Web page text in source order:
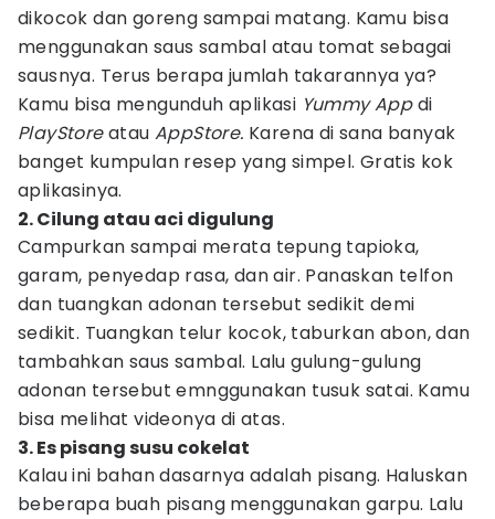
dikocok dan goreng sampai matang. Kamu bisa
menggunakan saus sambal atau tomat sebagai
sausnya. Terus berapa jumlah takarannya ya?
Kamu bisa mengunduh aplikasi Yummy Appdi
PlayStoreatauAppStore. Karena di sana banyak
banget kumpulan resep yang simpel. Gratis kok
aplikasinya.
2. Cilung atau aci digulung
Campurkan sampai merata tepung tapioka,
garam, penyedap rasa, dan air. Panaskan telfon
dan tuangkan adonan tersebut sedikit demi
sedikit. Tuangkan telur kocok, taburkan abon, dan
tambahkan saus sambal. Lalu gulung-gulung
adonan tersebut emnggunakan tusuk satai. Kamu
bisa melihat videonya di atas.
3. Es pisang susu cokelat
Kalau ini bahan dasarnya adalah pisang. Haluskan
beberapa buah pisang menggunakan garpu. Lalu